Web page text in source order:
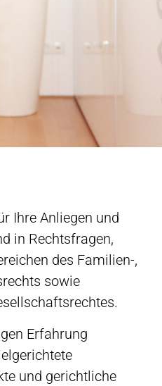
Ihre Anliegen und
in Rechtsfragen,
des Familien-,
sowie
Erfahrung
und gerichtliche